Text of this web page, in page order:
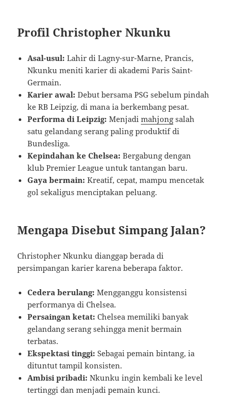
Profil Christopher Nkunku
Asal-usul: Lahir di Lagny-sur-Marne, Prancis,
Nkunku meniti karier di akademi Paris Saint-
Germain.
Karier awal: Debut bersama PSG sebelum pindah
ke RB Leipzig, di mana ia berkembang pesat.
Performa di Leipzig: Menjadimahjong salah
satu gelandang serang paling produktif di
Bundesliga.
Kepindahan ke Chelsea: Bergabung dengan
klub Premier League untuk tantangan baru.
Gaya bermain: Kreatif, cepat, mampu mencetak
gol sekaligus menciptakan peluang.
Mengapa Disebut Simpang Jalan?
Christopher Nkunku dianggap berada di
persimpangan karier karena beberapa faktor.
Cedera berulang: Mengganggu konsistensi
performanya di Chelsea.
Persaingan ketat: Chelsea memiliki banyak
gelandang serang sehingga menit bermain
terbatas.
Ekspektasi tinggi: Sebagai pemain bintang, ia
dituntut tampil konsisten.
Ambisi pribadi: Nkunku ingin kembali ke level
tertinggi dan menjadi pemain kunci.